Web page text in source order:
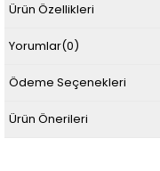
Ürün Özellikleri
Yorumlar(0)
Ödeme Seçenekleri
Ürün Önerileri